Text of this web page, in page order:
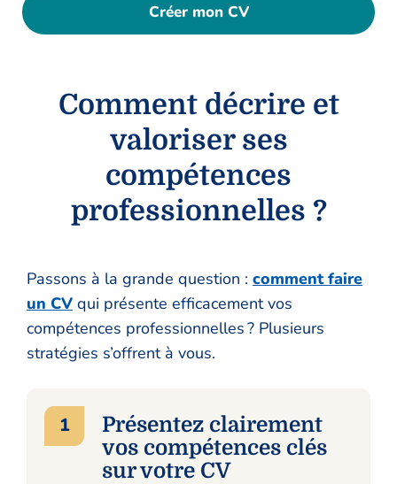
Créer mon CV
Comment décrire et
valoriser ses
compétences
professionnelles ?
Passons à la grande question : comment faire
un CV qui présente efficacement vos
compétences professionnelles ? Plusieurs
stratégies s’offrent à vous.
Présentez clairement
vos compétences clés
sur votre CV